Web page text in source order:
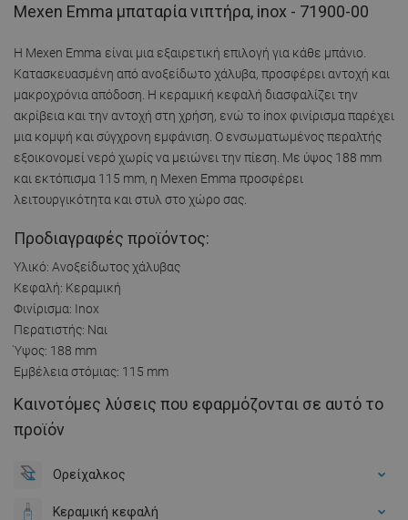
Mexen Emma μπαταρία νιπτήρα, inox - 71900-00
Η Mexen Emma είναι μια εξαιρετική επιλογή για κάθε μπάνιο.
Κατασκευασμένη από ανοξείδωτο χάλυβα, προσφέρει αντοχή και
μακροχρόνια απόδοση. Η κεραμική κεφαλή διασφαλίζει την
ακρίβεια και την αντοχή στη χρήση, ενώ το inox φινίρισμα παρέχει
μια κομψή και σύγχρονη εμφάνιση. Ο ενσωματωμένος περαλτής
εξοικονομεί νερό χωρίς να μειώνει την πίεση. Με ύψος 188 mm
και εκτόπισμα 115 mm, η Mexen Emma προσφέρει
λειτουργικότητα και στυλ στο χώρο σας.
Προδιαγραφές προϊόντος:
Υλικό: Ανοξείδωτος χάλυβας
Κεφαλή: Κεραμική
Φινίρισμα: Inox
Περατιστής: Ναι
Ύψος: 188 mm
Εμβέλεια στόμιας: 115 mm
Καινοτόμες λύσεις που εφαρμόζονται σε αυτό το
προϊόν
Ορείχαλκος
Κεραμική κεφαλή